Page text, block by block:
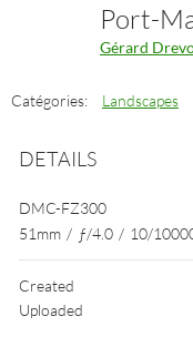
Port-
Gérard
Catégories: Landscapes
DETAILS
DMC-FZ300
51mm / ƒ/4.0 / 10/
Created
Uploaded